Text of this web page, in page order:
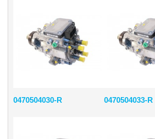
0470504030-R 0470504033-R